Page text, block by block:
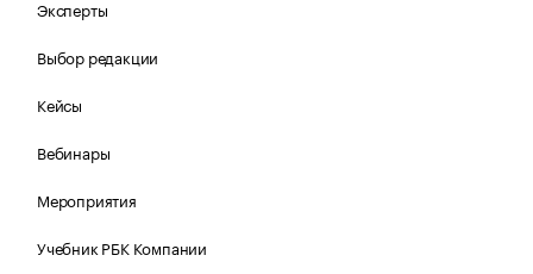
Эксперты
Выбор редакции
Кейсы
Вебинары
Мероприятия
Учебник РБК Компании